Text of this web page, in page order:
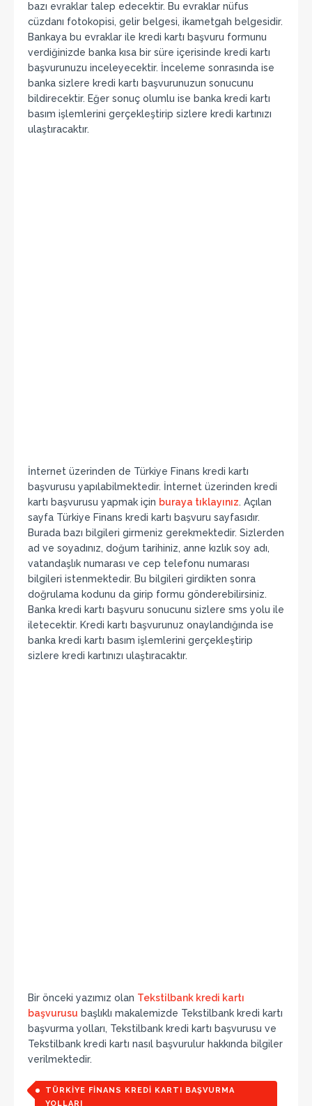
bazı evraklar talep edecektir. Bu evraklar nüfus
cüzdanı fotokopisi, gelir belgesi, ikametgah belgesidir.
Bankaya bu evraklar ile kredi kartı başvuru formunu
verdiğinizde banka kısa bir süre içerisinde kredi kartı
başvurunuzu inceleyecektir. İnceleme sonrasında ise
banka sizlere kredi kartı başvurunuzun sonucunu
bildirecektir. Eğer sonuç olumlu ise banka kredi kartı
basım işlemlerini gerçekleştirip sizlere kredi kartınızı
ulaştıracaktır.
İnternet üzerinden de Türkiye Finans kredi kartı
başvurusu yapılabilmektedir. İnternet üzerinden kredi
kartı başvurusu yapmak için buraya tıklayınız. Açılan
sayfa Türkiye Finans kredi kartı başvuru sayfasıdır.
Burada bazı bilgileri girmeniz gerekmektedir. Sizlerden
ad ve soyadınız, doğum tarihiniz, anne kızlık soy adı,
vatandaşlık numarası ve cep telefonu numarası
bilgileri istenmektedir. Bu bilgileri girdikten sonra
doğrulama kodunu da girip formu gönderebilirsiniz.
Banka kredi kartı başvuru sonucunu sizlere sms yolu ile
iletecektir. Kredi kartı başvurunuz onaylandığında ise
banka kredi kartı basım işlemlerini gerçekleştirip
sizlere kredi kartınızı ulaştıracaktır.
Bir önceki yazımız olan Tekstilbank kredi kartı
başvurusu başlıklı makalemizde Tekstilbank kredi kartı
başvurma yolları, Tekstilbank kredi kartı başvurusu ve
Tekstilbank kredi kartı nasıl başvurulur hakkında bilgiler
verilmektedir.
TÜRKIYE FINANS KREDI KARTI BAŞVURMA
YOLLARI